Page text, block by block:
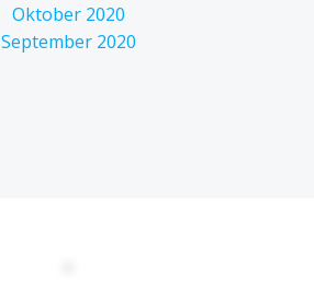
Oktober 2020
September 2020